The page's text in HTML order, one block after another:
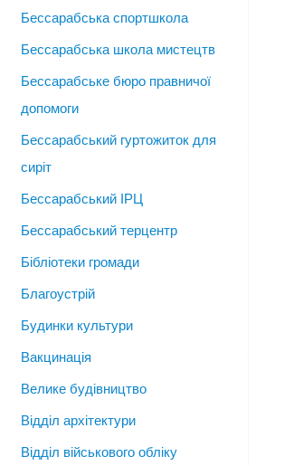
Бессарабська спортшкола
Бессарабська школа мистецтв
Бессарабське бюро правничої
допомоги
Бессарабський гуртожиток для
сиріт
Бессарабський ІРЦ
Бессарабський терцентр
Бібліотеки громади
Благоустрій
Будинки культури
Вакцинація
Велике будівництво
Відділ архітектури
Відділ військового обліку